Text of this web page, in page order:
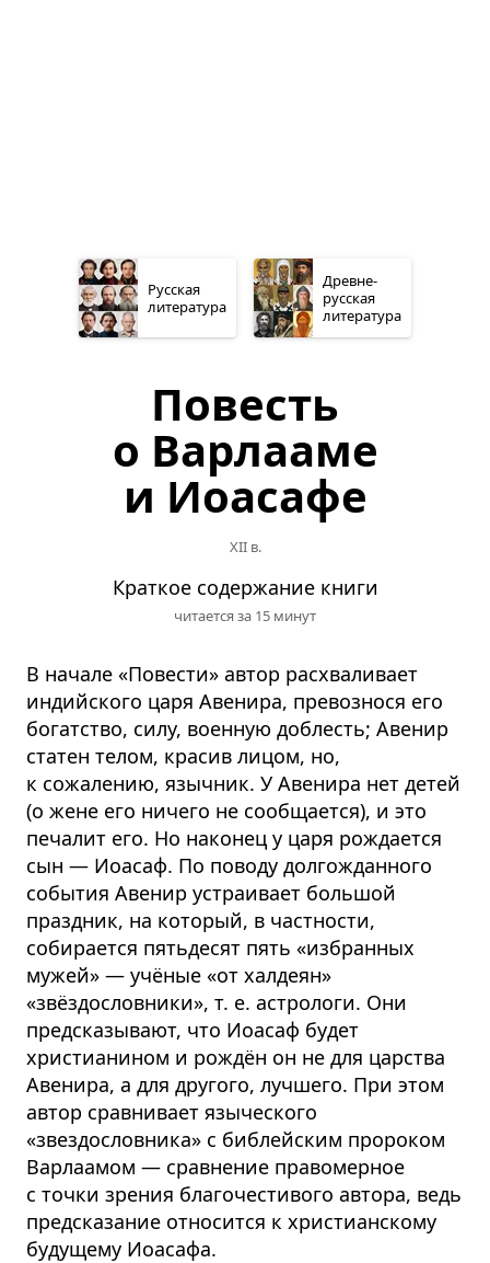
Русская
литература
Древне­
русская
литература
Повесть
о Варлааме
и Иоасафе
XII в.
Краткое содержание книги
читается за 15 минут
В начале «Повести» автор расхваливает
индийского царя Авенира, превознося его
богатство, силу, военную доблесть; Авенир
статен телом, красив лицом, но,
к сожалению, язычник. У Авенира нет детей
(о жене его ничего не сообщается), и это
печалит его. Но наконец у царя рождается
сын — Иоасаф. По поводу долгожданного
события Авенир устраивает большой
праздник, на который, в частности,
собирается пятьдесят пять «избранных
мужей» — учёные «от халдеян»
«звёздословники», т. е. астрологи. Они
предсказывают, что Иоасаф будет
христианином и рождён он не для царства
Авенира, а для другого, лучшего. При этом
автор сравнивает языческого
«звездословника» с библейским пророком
Варлаамом — сравнение правомерное
с точки зрения благочестивого автора, ведь
предсказание относится к христианскому
будущему Иоасафа.